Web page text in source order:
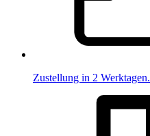
Zustellung in 2 Werktagen.